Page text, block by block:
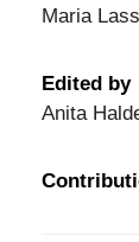
Maria
Edited by
Anita